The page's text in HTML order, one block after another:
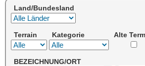
Land/Bundesland
Terrain Kategorie Alte
BEZEICHNUNG/ORT